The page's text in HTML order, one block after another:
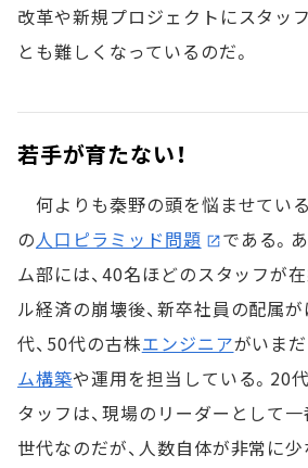
改革や新規プロジェクトにスタッ
とも難しくなっているのだ。
若手が育たない！
何よりも秦野の頭を悩ませてい
の人口ピラミッド問題
である。
ム部には、40名ほどのスタッフが
ル経済の崩壊後、新卒社員の配属
代、50代の古株エンジニアがいま
ム構築や運用を担当している。20
タッフは、現場のリーダーとして
世代なのだが、人数自体が非常に